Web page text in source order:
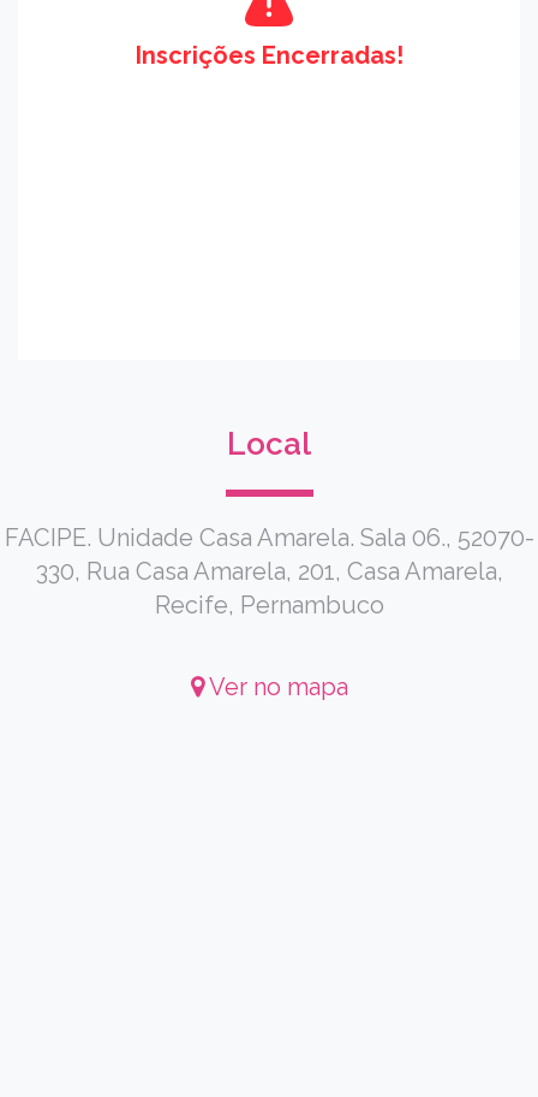
Inscrições Encerradas!
Local
FACIPE. Unidade Casa Amarela. Sala 06., 52070-
330, Rua Casa Amarela, 201, Casa Amarela,
Recife, Pernambuco
Ver no mapa